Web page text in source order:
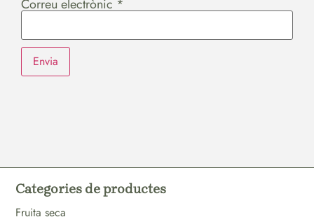
Correu electrònic *
Categories de productes
Fruita seca